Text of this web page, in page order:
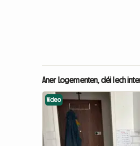
Aner Logementen, déi Iech
Video